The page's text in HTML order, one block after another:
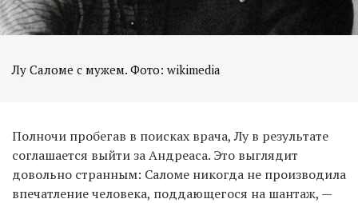
Лу Саломе с мужем. Фото: wikimedia
Полночи пробегав в поисках врача, Лу в результате
соглашается выйти за Андреаса. Это выглядит
довольно странным: Саломе никогда не производила
впечатление человека, поддающегося на шантаж, —